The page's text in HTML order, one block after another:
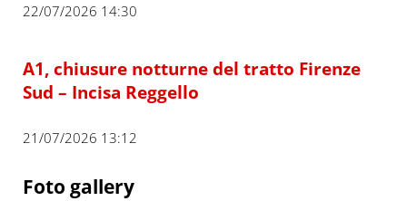
22/07/2026 14:30
A1, chiusure notturne del tratto Firenze
Sud – Incisa Reggello
21/07/2026 13:12
Foto gallery